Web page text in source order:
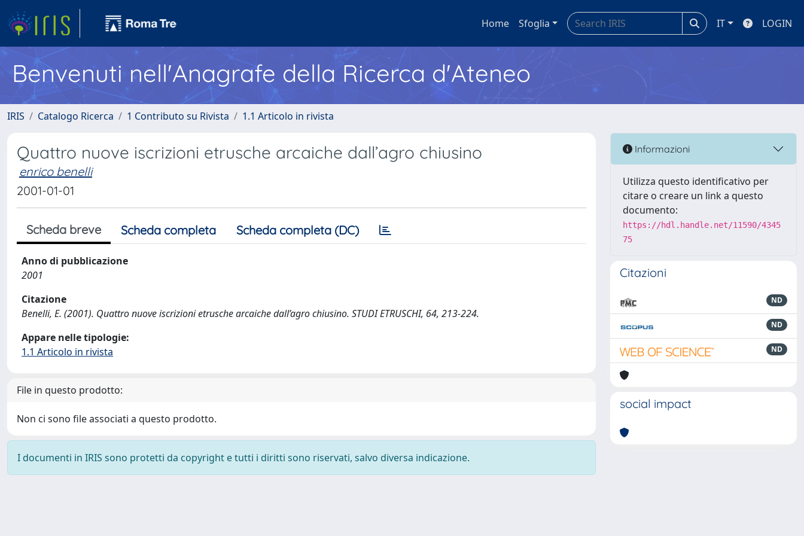
Home Sfoglia IT LOGIN
Benvenuti nell'Anagrafe della Ricerca d'Ateneo
IRIS Catalogo Ricerca 1 Contributo su Rivista 1.1 Articolo in rivista
Quattro nuove iscrizioni etrusche arcaiche dall’agro chiusino
enrico benelli
2001-01-01
Scheda breve Scheda completa Scheda completa (DC)
Anno di pubblicazione
2001
Citazione
Benelli, E. (2001). Quattro nuove iscrizioni etrusche arcaiche dall’agro chiusino. STUDI ETRUSCHI, 64, 213-224.
Appare nelle tipologie:
1.1 Articolo in rivista
File in questo prodotto:
Non ci sono file associati a questo prodotto.
I documenti in IRIS sono protetti da copyright e tutti i diritti sono riservati, salvo diversa indicazione.
Informazioni
Utilizza questo identificativo per
citare o creare un link a questo
documento:
https://hdl.handle.net/11590/4345
75
Citazioni
ND
ND
ND
social impact